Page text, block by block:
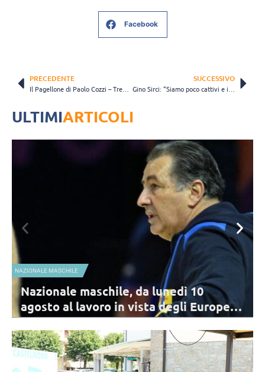
Facebook
PRECEDENTE SUCCESSIVO
ULTIMIARTICOLI
NAZIONALE MASCHILE
Nazionale maschile, da lunedì 10
agosto al lavoro in vista degli Europei: i
convocati
avvicinamento agli Europei. I 17 convocati di De Giorgi per il primo
raduno.